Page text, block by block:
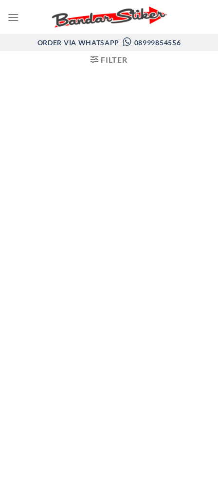
ORDER VIA WHATSAPP 08999854556
FILTER